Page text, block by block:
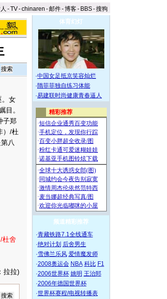
-TV-chinaren -邮件-博客- BBS-搜狗
女
目。
子郑
）/杜
八
杜舍
拉拉)
体育幻灯
·中国女足抵京笑容灿烂
·隋菲菲独自练习体能
·易建联时尚健康青春逼人
频道精彩推荐
·青藏铁路7.1全线通车
·绝对计划 后舍男生
·雪佛兰乐风 爱情魔发师
·2008奥运会 NBA 科比 F1
·2006世界杯 姚明 王治郅
·2006年德国世界杯
·世界杯赛程/电视转播表